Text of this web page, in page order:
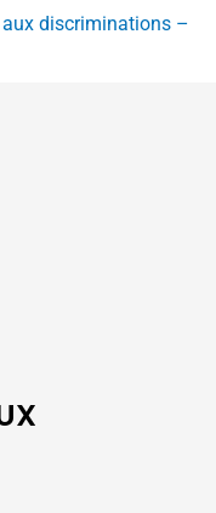
discriminations –